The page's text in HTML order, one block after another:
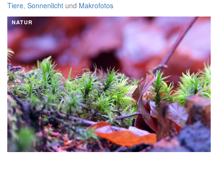
Tiere, Sonnenlicht und Makrofotos
NATUR